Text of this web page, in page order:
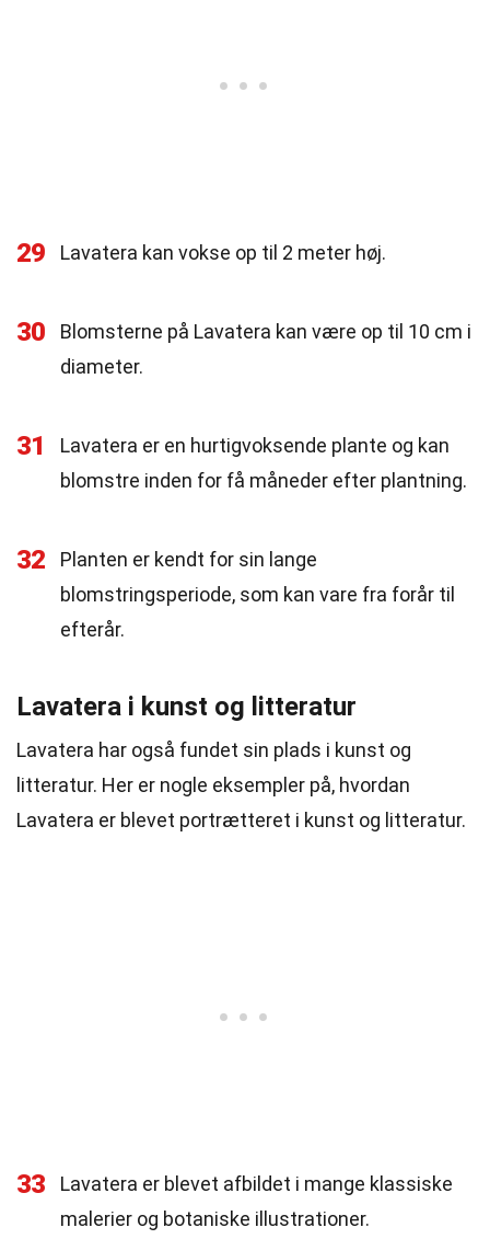
29 Lavatera kan vokse op til 2 meter høj.
30
Blomsterne på Lavatera kan være op til 10 cm i
diameter.
31
Lavatera er en hurtigvoksende plante og kan
blomstre inden for få måneder efter plantning.
32
Planten er kendt for sin lange
blomstringsperiode, som kan vare fra forår til
efterår.
Lavatera i kunst og litteratur
Lavatera har også fundet sin plads i kunst og
litteratur. Her er nogle eksempler på, hvordan
Lavatera er blevet portrætteret i kunst og litteratur.
33
Lavatera er blevet afbildet i mange klassiske
malerier og botaniske illustrationer.